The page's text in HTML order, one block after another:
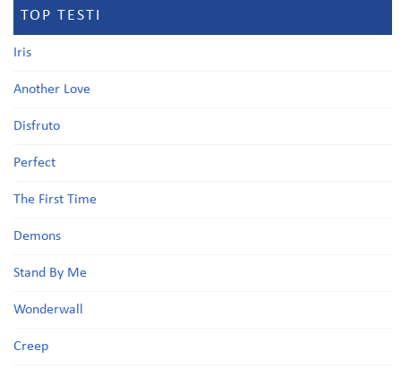
TOP TESTI
Iris
Another Love
Disfruto
Perfect
The First Time
Demons
Stand By Me
Wonderwall
Creep